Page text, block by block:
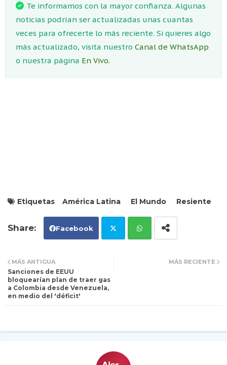
Te informamos con la mayor confianza. Algunas
noticias podrían ser actualizadas unas cuantas
veces para ofrecerte lo más reciente. Si quieres algo
más actualizado, visita nuestro Canal de WhatsApp
o nuestra página En Vivo.
Etiquetas América Latina El Mundo Resiente
Facebook
MÁS RECIENTE
MÁS ANTIGUA
Sanciones de EEUU
bloquearían plan de traer gas
a Colombia desde Venezuela,
en medio del 'déficit'